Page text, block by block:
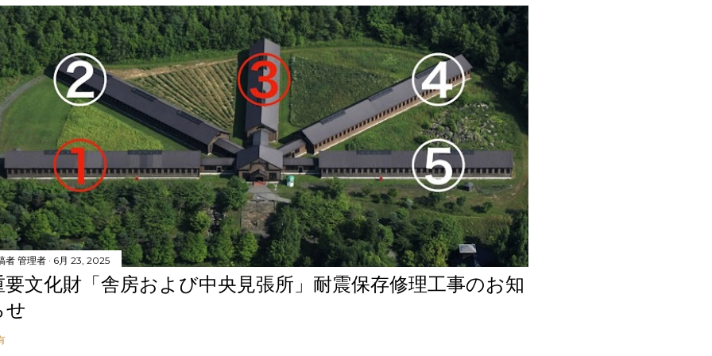
者 管理者 6月 23, 2025
要文化財「舎房および中央見張所」耐震保存修理工事のお知
せ